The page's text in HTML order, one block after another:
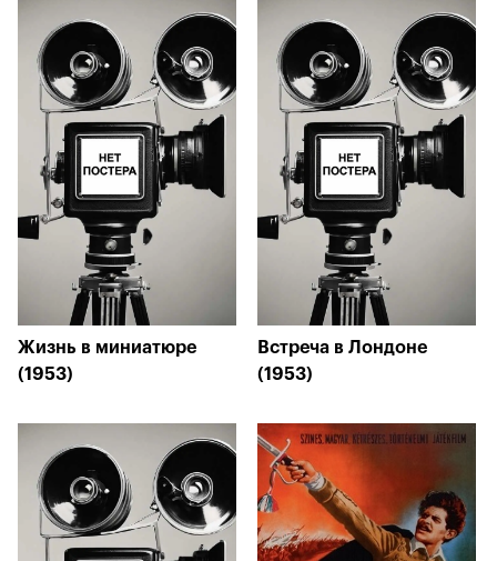
Жизнь в миниатюре
(1953)
Встреча в Лондоне
(1953)